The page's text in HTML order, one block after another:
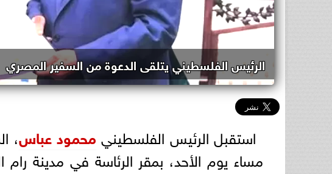
الرئيس الفلسطيني يتلقى الدعوة من السفير المصري
استقبل الرئيس الفلسطيني محمود عباس،
مساء يوم الأحد، بمقر الرئاسة في مدينة